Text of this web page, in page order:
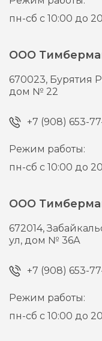
пн-сб с 10:00 до
ООО
670023, Бурятия
дом № 22
+7 (908) 653-
Режим работы:
пн-сб с 10:00 до
ООО
672014,
ул, дом № 36А
+7 (908) 653-
Режим работы:
пн-сб с 10:00 до